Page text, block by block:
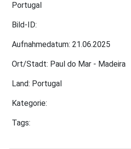
Portugal
Bild-ID:
Aufnahmedatum: 21.06.2025
Ort/Stadt: Paul do Mar - Madeira
Land: Portugal
Kategorie:
Tags: